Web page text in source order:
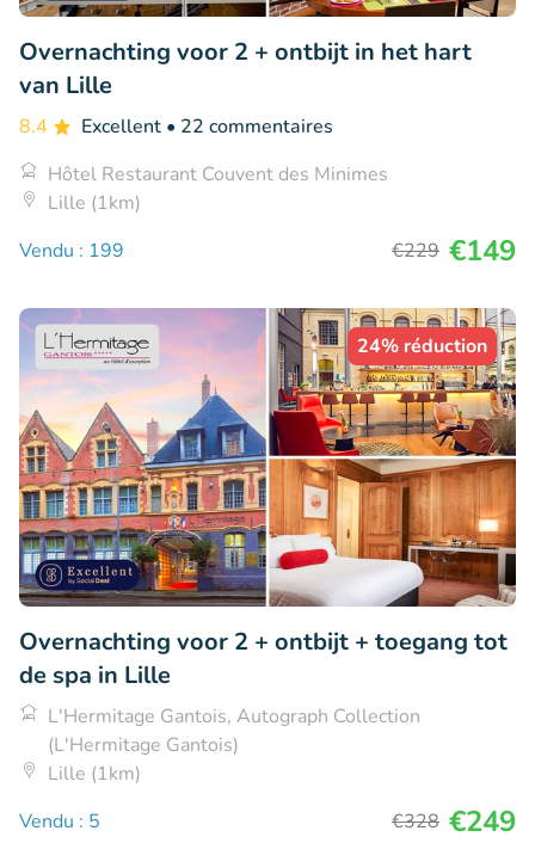
Overnachting voor 2 + ontbijt in het hart
van Lille
8.4 Excellent • 22 commentaires
Hôtel Restaurant Couvent des Minimes
Lille (1km)
Vendu : 199
€229 €149
24% réduction
Overnachting voor 2 + ontbijt + toegang tot
de spa in Lille
L'Hermitage Gantois, Autograph Collection
(L'Hermitage Gantois)
Lille (1km)
Vendu : 5
€328 €249